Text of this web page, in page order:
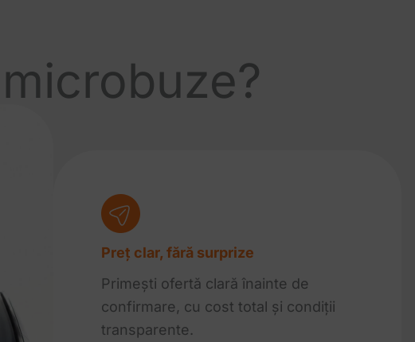
Preț clar, fără surprize
Primești ofertă clară înainte de
confirmare, cu cost total și condiții
transparente.